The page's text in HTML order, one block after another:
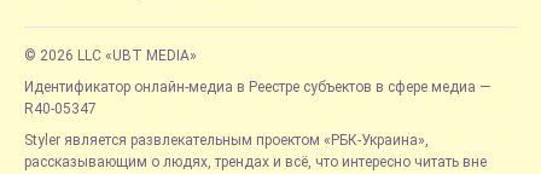
© 2026 LLC «UBT MEDIA»
Идентификатор онлайн-медиа в Реестре субъектов в сфере медиа —
R40-05347
Styler является развлекательным проектом «РБК-Украина»,
рассказывающим о людях, трендах и всё, что интересно читать вне